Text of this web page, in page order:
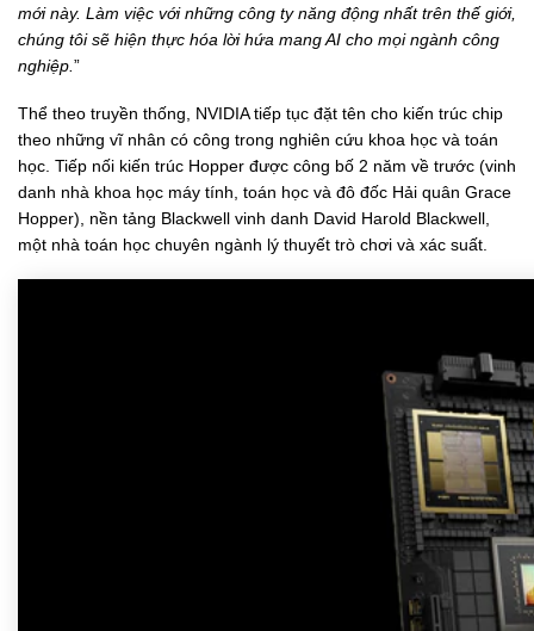
mới này. Làm việc với những công ty năng động nhất trên thế giới,
chúng tôi sẽ hiện thực hóa lời hứa mang AI cho mọi ngành công
nghiệp. ”
Thể theo truyền thống, NVIDIA tiếp tục đặt tên cho kiến trúc chip
theo những vĩ nhân có công trong nghiên cứu khoa học và toán
học. Tiếp nối kiến trúc Hopper được công bố 2 năm về trước (vinh
danh nhà khoa học máy tính, toán học và đô đốc Hải quân Grace
Hopper), nền tảng Blackwell vinh danh David Harold Blackwell,
một nhà toán học chuyên ngành lý thuyết trò chơi và xác suất.